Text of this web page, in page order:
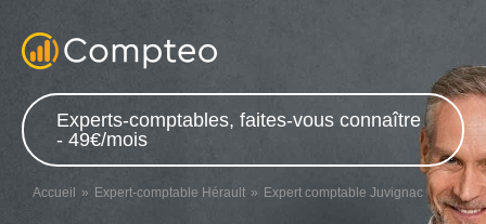
Experts-comptables, faites-vous connaître
- 49€/mois
Accueil Expert-comptable Hérault Expert comptable Juvignac